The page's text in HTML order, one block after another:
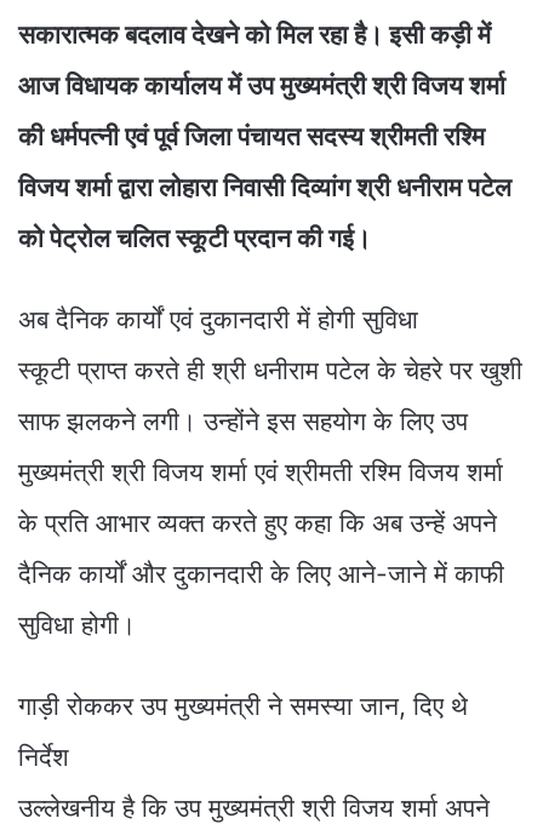
सकारात्मक बदलाव देखने को मिल रहा है। इसी कड़ी में
आज विधायक कार्यालय में उप मुख्यमंत्री श्री विजय शर्मा
की धर्मपत्नी एवं पूर्व जिला पंचायत सदस्य श्रीमती रश्मि
विजय शर्मा द्वारा लोहारा निवासी दिव्यांग श्री धनीराम पटेल
को पेट्रोल चलित स्कूटी प्रदान की गई।
अब दैनिक कार्यों एवं दुकानदारी में होगी सुविधा
स्कूटी प्राप्त करते ही श्री धनीराम पटेल के चेहरे पर खुशी
साफ झलकने लगी। उन्होंने इस सहयोग के लिए उप
मुख्यमंत्री श्री विजय शर्मा एवं श्रीमती रश्मि विजय शर्मा
के प्रति आभार व्यक्त करते हुए कहा कि अब उन्हें अपने
दैनिक कार्यों और दुकानदारी के लिए आने-जाने में काफी
सुविधा होगी।
गाड़ी रोककर उप मुख्यमंत्री ने समस्या जान, दिए थे
निर्देश
उल्लेखनीय है कि उप मुख्यमंत्री श्री विजय शर्मा अपने